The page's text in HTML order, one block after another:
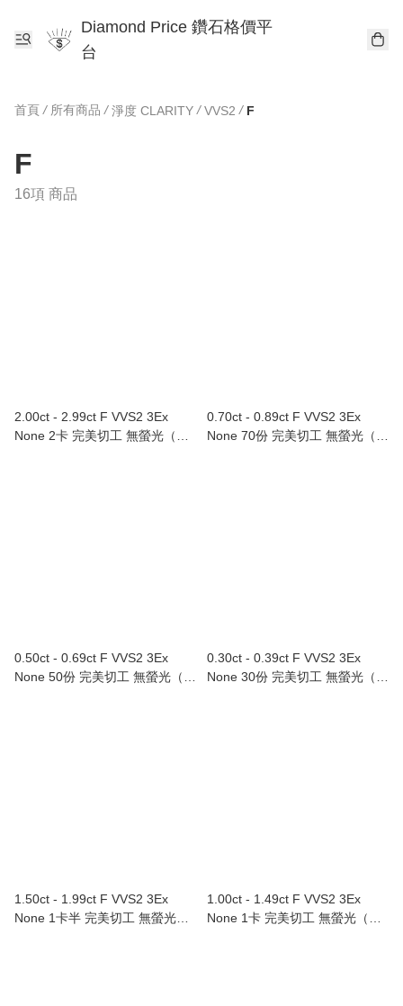
Diamond Price 鑽石格價平
台
首頁 / 所有商品 / 淨度 CLARITY / VVS2 / F
F
16項 商品
2.00ct - 2.99ct F VVS2 3Ex
None 2卡 完美切工 無螢光（附
0.70ct - 0.89ct F VVS2 3Ex
None 70份 完美切工 無螢光（附
0.50ct - 0.69ct F VVS2 3Ex
None 50份 完美切工 無螢光（附
0.30ct - 0.39ct F VVS2 3Ex
None 30份 完美切工 無螢光（附
1.50ct - 1.99ct F VVS2 3Ex
None 1卡半 完美切工 無螢光
1.00ct - 1.49ct F VVS2 3Ex
None 1卡 完美切工 無螢光（附